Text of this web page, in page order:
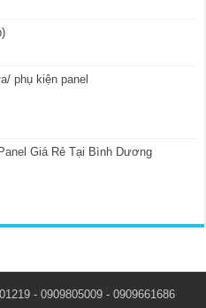
phụ kiện panel
Giá Rẻ Tại Bình Dương
- 0909805009 - 0909661686